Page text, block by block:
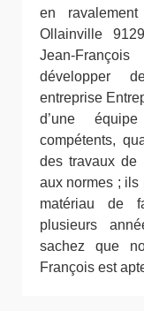
en
Ollainville
Jean-
développer
entreprise
d’une
compétents,
des travaux de
aux normes ; ils
matériau de
plusieurs
sachez que
François est